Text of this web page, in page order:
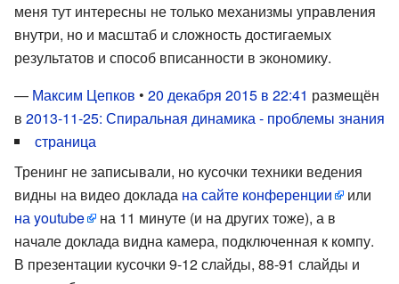
меня тут интересны не только механизмы управления
внутри, но и масштаб и сложность достигаемых
результатов и способ вписанности в экономику.
— Максим Цепков • 20 декабря 2015 в 22:41 размещён
в 2013-11-25: Спиральная динамика - проблемы знания
страница
Тренинг не записывали, но кусочки техники ведения
видны на видео доклада на сайте конференции
или
на youtube
на 11 минуте (и на других тоже), а в
начале доклада видна камера, подключенная к компу.
В презентации кусочки 9-12 слайды, 88-91 слайды и